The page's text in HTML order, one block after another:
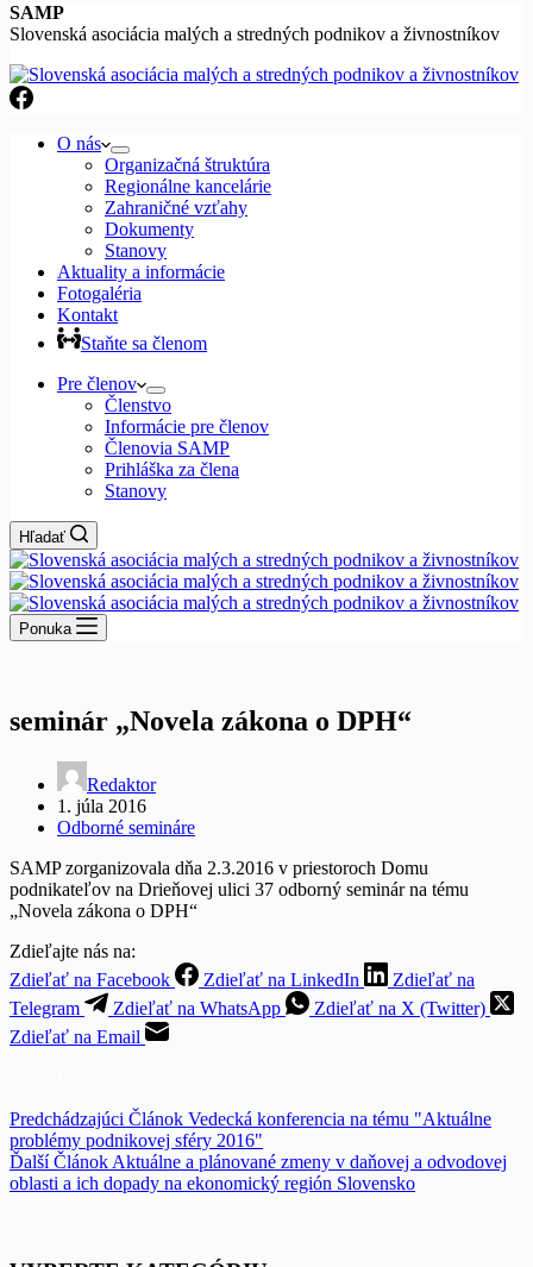
SAMP
Slovenská asociácia malých a stredných podnikov a živnostníkov
O nás
Organizačná štruktúra
Regionálne kancelárie
Zahraničné vzťahy
Dokumenty
Stanovy
Aktuality a informácie
Fotogaléria
Kontakt
Staňte sa členom
Pre členov
Členstvo
Informácie pre členov
Členovia SAMP
Prihláška za člena
Stanovy
Hľadať
Ponuka
seminár „Novela zákona o DPH“
Redaktor
1. júla 2016
Odborné semináre
SAMP zorganizovala dňa 2.3.2016 v priestoroch Domu
podnikateľov na Drieňovej ulici 37 odborný seminár na tému
„Novela zákona o DPH“
Zdieľajte nás na:
Zdieľať na Facebook
Zdieľať na LinkedIn
Zdieľať na
Telegram
Zdieľať na WhatsApp
Zdieľať na X (Twitter)
Zdieľať na Email
Predchádzajúci Článok Vedecká konferencia na tému "Aktuálne
problémy podnikovej sféry 2016"
ĎalšíČlánok Aktuálne a plánované zmeny v daňovej a odvodovej
oblasti a ich dopady na ekonomický región Slovensko